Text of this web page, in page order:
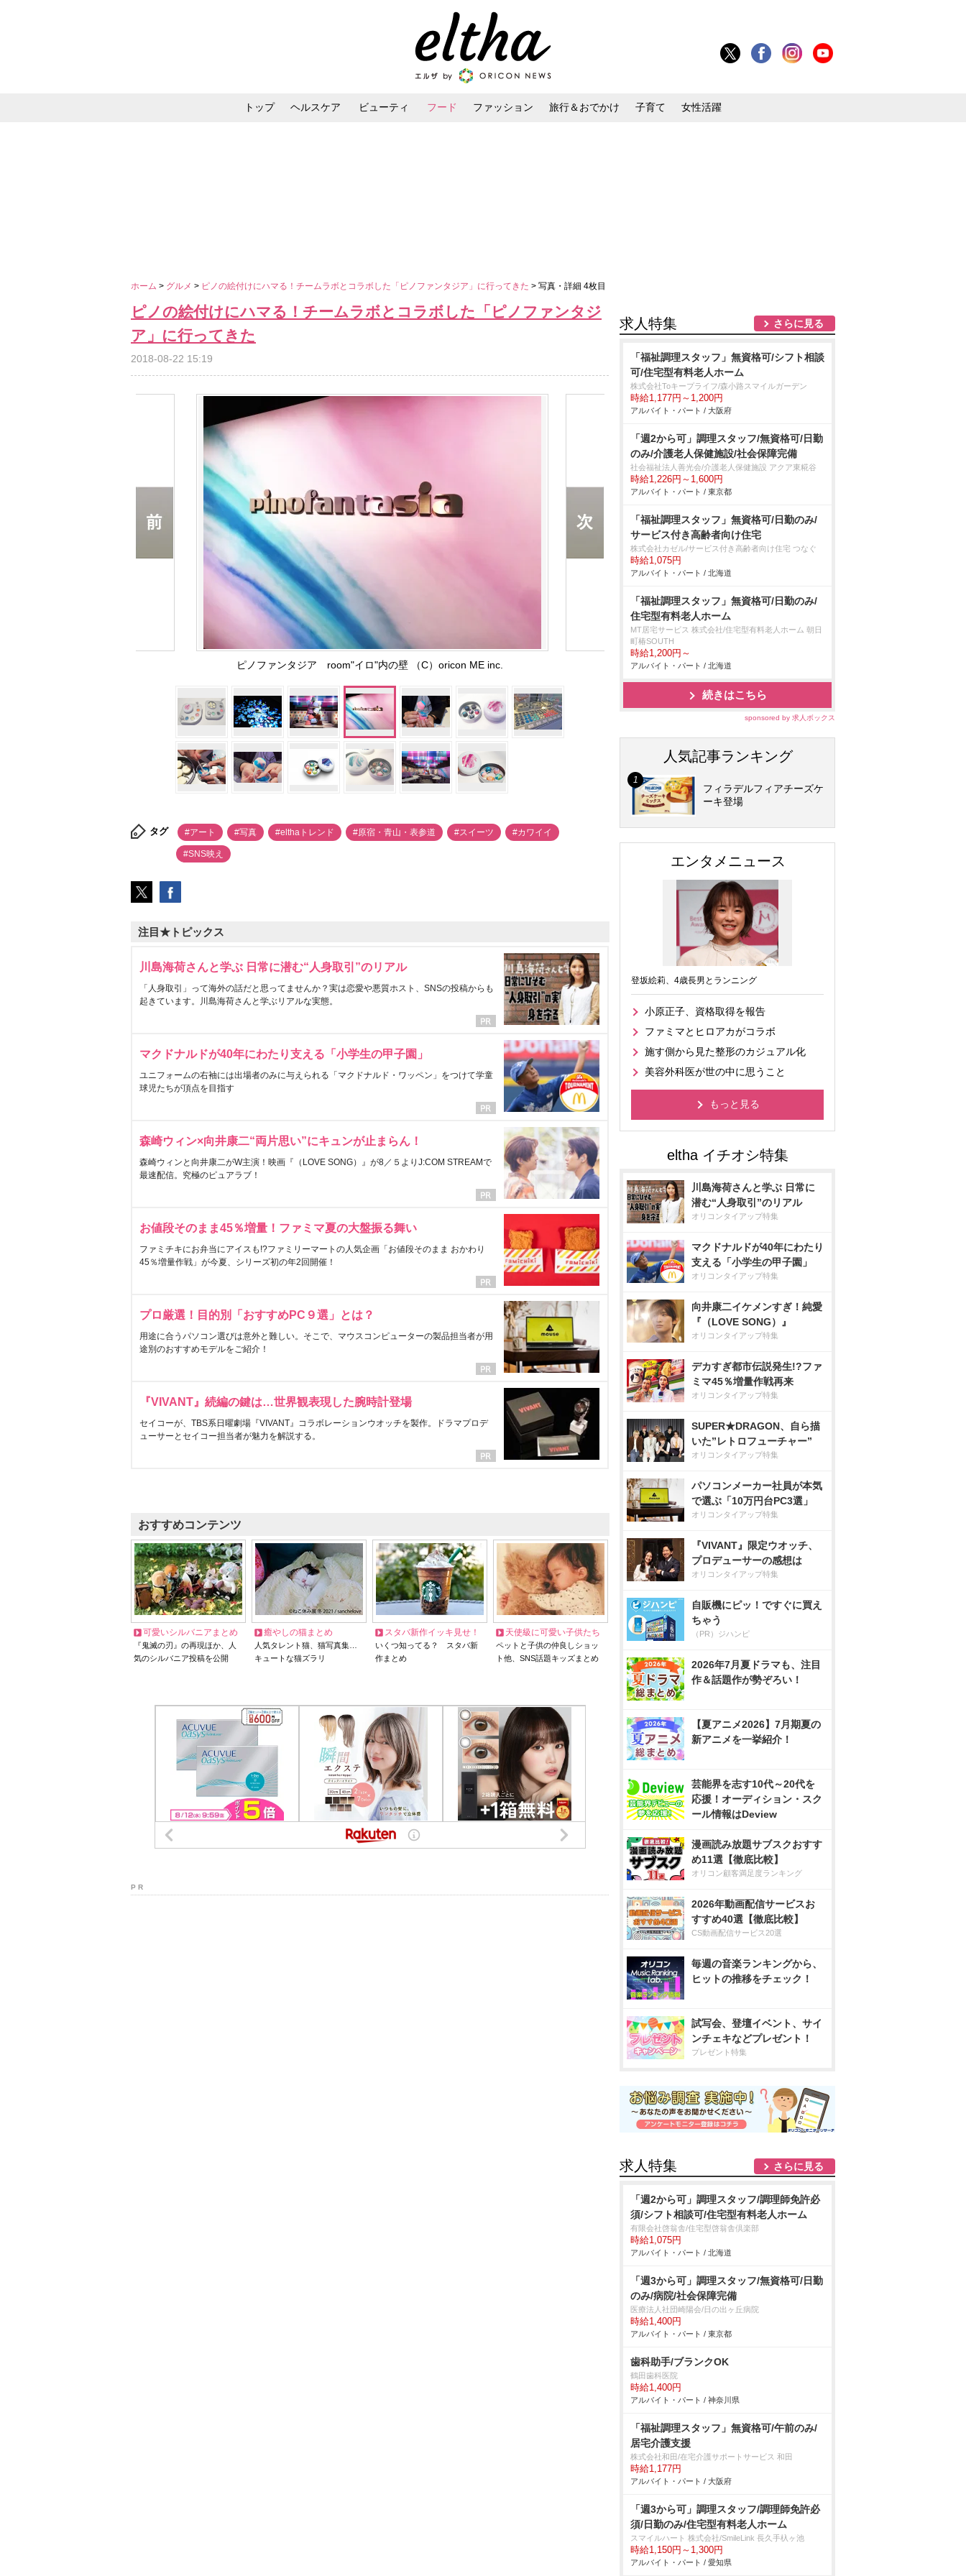
トップ ヘルスケア ビューティ フード ファッション 旅行＆おでかけ 子育て 女性活躍
ホーム > グルメ > ピノの絵付けにハマる！チームラボとコラボした「ピノファンタジア」に行ってきた > 写真・詳細 4枚目
ピノの絵付けにハマる！チームラボとコラボした「ピノファンタジ
ア」に行ってきた
2018-08-22 15:19
ピノファンタジア room"イロ"内の壁 （C）oricon ME inc.
タグ #アート #写真 #elthaトレンド #原宿・青山・表参道 #スイーツ #カワイイ
#SNS映え
注目★トピックス
川島海荷さんと学ぶ 日常に潜む“人身取引”のリアル
「人身取引」って海外の話だと思ってませんか？実は恋愛や悪質ホスト、SNSの投稿からも
起きています。川島海荷さんと学ぶリアルな実態。
マクドナルドが40年にわたり支える「小学生の甲子園」
ユニフォームの右袖には出場者のみに与えられる「マクドナルド・ワッペン」をつけて学童
球児たちが頂点を目指す
森崎ウィン×向井康二“両片思い”にキュンが止まらん！
森崎ウィンと向井康二がW主演！映画『（LOVE SONG）』が8／５よりJ:COM STREAMで
最速配信。究極のピュアラブ！
お値段そのまま45％増量！ファミマ夏の大盤振る舞い
ファミチキにお弁当にアイスも!?ファミリーマートの人気企画「お値段そのまま おかわり
45％増量作戦」が今夏、シリーズ初の年2回開催！
プロ厳選！目的別「おすすめPC９選」とは？
用途に合うパソコン選びは意外と難しい。そこで、マウスコンピューターの製品担当者が用
途別のおすすめモデルをご紹介！
『VIVANT』続編の鍵は…世界観表現した腕時計登場
セイコーが、TBS系日曜劇場『VIVANT』コラボレーションウオッチを製作。ドラマプロデ
ューサーとセイコー担当者が魅力を解説する。
おすすめコンテンツ
可愛いシルバニアまとめ
『鬼滅の刃』の再現ほか、人
気のシルバニア投稿を公開
癒やしの猫まとめ
人気タレント猫、猫写真集…
キュートな猫ズラリ
スタバ新作イッキ見せ！
いくつ知ってる？ スタバ新
作まとめ
天使級に可愛い子供たち
ペットと子供の仲良しショッ
ト他、SNS話題キッズまとめ
P R
求人特集 さらに見る
「福祉調理スタッフ」無資格可/シフト相談
可/住宅型有料老人ホーム
株式会社Toキープライフ/森小路スマイルガーデン
時給1,177円～1,200円
アルバイト・パート / 大阪府
「週2から可」調理スタッフ/無資格可/日勤
のみ/介護老人保健施設/社会保障完備
社会福祉法人善光会/介護老人保健施設 アクア東糀谷
時給1,226円～1,600円
アルバイト・パート / 東京都
「福祉調理スタッフ」無資格可/日勤のみ/
サービス付き高齢者向け住宅
株式会社カゼル/サービス付き高齢者向け住宅 つなぐ
時給1,075円
アルバイト・パート / 北海道
「福祉調理スタッフ」無資格可/日勤のみ/
住宅型有料老人ホーム
MT居宅サービス 株式会社/住宅型有料老人ホーム 朝日
町椿SOUTH
時給1,200円～
アルバイト・パート / 北海道
続きはこちら
sponsored by 求人ボックス
人気記事ランキング
フィラデルフィアチーズケ
ーキ登場
エンタメニュース
登坂絵莉、4歳長男とランニング
小原正子、資格取得を報告
ファミマとヒロアカがコラボ
施す側から見た整形のカジュアル化
美容外科医が世の中に思うこと
もっと見る
川島海荷さんと学ぶ 日常に
潜む“人身取引”のリアル
オリコンタイアップ特集
マクドナルドが40年にわたり
支える「小学生の甲子園」
オリコンタイアップ特集
向井康二イケメンすぎ！純愛
『（LOVE SONG）』
オリコンタイアップ特集
デカすぎ都市伝説発生!?ファ
ミマ45％増量作戦再来
オリコンタイアップ特集
SUPER★DRAGON、自ら描
いた”レトロフューチャー”
オリコンタイアップ特集
パソコンメーカー社員が本気
で選ぶ「10万円台PC3選」
オリコンタイアップ特集
『VIVANT』限定ウオッチ、
プロデューサーの感想は
オリコンタイアップ特集
自販機にピッ！ですぐに買え
ちゃう
（PR）ジハンピ
2026年7月夏ドラマも、注目
作＆話題作が勢ぞろい！
【夏アニメ2026】7月期夏の
新アニメを一挙紹介！
芸能界を志す10代～20代を
応援！オーディション・スク
ール情報はDeview
漫画読み放題サブスクおすす
め11選【徹底比較】
オリコン顧客満足度ランキング
2026年動画配信サービスお
すすめ40選【徹底比較】
CS動画配信サービス20選
毎週の音楽ランキングから、
ヒットの推移をチェック！
試写会、登壇イベント、サイ
ンチェキなどプレゼント！
プレゼント特集
求人特集 さらに見る
「週2から可」調理スタッフ/調理師免許必
須/シフト相談可/住宅型有料老人ホーム
有限会社啓翁舎/住宅型啓翁舎倶楽部
時給1,075円
アルバイト・パート / 北海道
「週3から可」調理スタッフ/無資格可/日勤
のみ/病院/社会保障完備
医療法人社団崎陽会/日の出ヶ丘病院
時給1,400円
アルバイト・パート / 東京都
歯科助手/ブランクOK
鶴田歯科医院
時給1,400円
アルバイト・パート / 神奈川県
「福祉調理スタッフ」無資格可/午前のみ/
居宅介護支援
株式会社和田/在宅介護サポートサービス 和田
時給1,177円
アルバイト・パート / 大阪府
「週3から可」調理スタッフ/調理師免許必
須/日勤のみ/住宅型有料老人ホーム
スマイルハート 株式会社/SmileLink 長久手杁ヶ池
時給1,150円～1,300円
アルバイト・パート / 愛知県